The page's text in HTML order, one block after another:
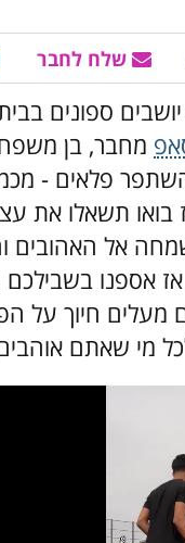
שלח לחבר
ספונים
מחבר, בן
פלאים -
תשאלו את
אל האהובים
חיוך על
מי שאתם